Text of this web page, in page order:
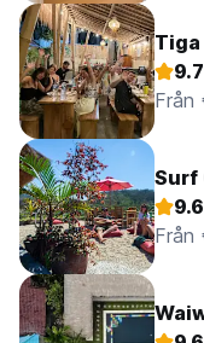
Tiga
9.7
Från
Surf
9.6
Från